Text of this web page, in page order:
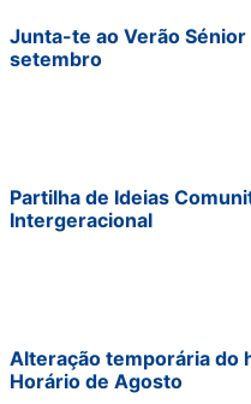
Junta-te ao Verão
setembro
Partilha de Ideias
Intergeracional
Alteração temporária do
Horário de Agosto